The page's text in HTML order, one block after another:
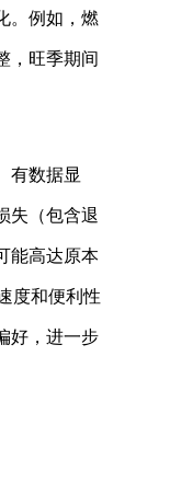
。例如，燃
，旺季期间
有数据显
失（包含退
能高达原本
度和便利性
好，进一步